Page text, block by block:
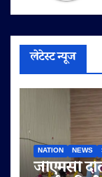
लेटेस्ट न्यूज
NATION NEWS
जीएमसी